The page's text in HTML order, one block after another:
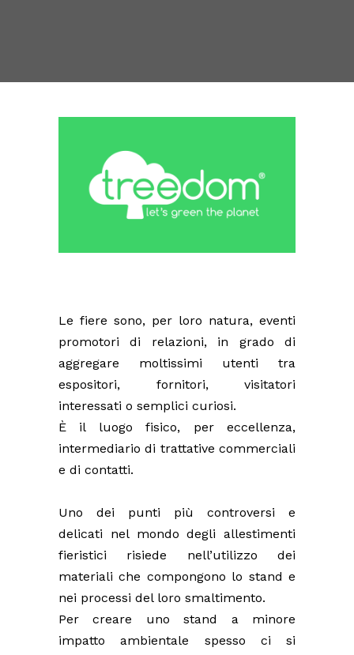
Le fiere sono, per loro natura, eventi
promotori di relazioni, in grado di
aggregare moltissimi utenti tra
espositori, fornitori, visitatori
interessati o semplici curiosi.
È il luogo fisico, per eccellenza,
intermediario di trattative commerciali
e di contatti.
Uno dei punti più controversi e
delicati nel mondo degli allestimenti
fieristici risiede nell’utilizzo dei
materiali che compongono lo stand e
nei processi del loro smaltimento.
Per creare uno stand a minore
impatto ambientale spesso ci si